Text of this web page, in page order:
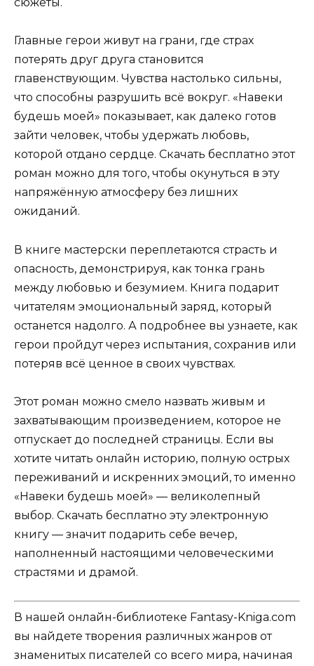
Главные герои живут на грани, где страх
потерять друг друга становится
главенствующим. Чувства настолько сильны,
что способны разрушить всё вокруг. «Навеки
будешь моей» показывает, как далеко готов
зайти человек, чтобы удержать любовь,
которой отдано сердце. Скачать бесплатно этот
роман можно для того, чтобы окунуться в эту
напряжённую атмосферу без лишних
ожиданий.
В книге мастерски переплетаются страсть и
опасность, демонстрируя, как тонка грань
между любовью и безумием. Книга подарит
читателям эмоциональный заряд, который
останется надолго. А подробнее вы узнаете, как
герои пройдут через испытания, сохранив или
потеряв всё ценное в своих чувствах.
Этот роман можно смело назвать живым и
захватывающим произведением, которое не
отпускает до последней страницы. Если вы
хотите читать онлайн историю, полную острых
переживаний и искренних эмоций, то именно
«Навеки будешь моей» — великолепный
выбор. Скачать бесплатно эту электронную
книгу — значит подарить себе вечер,
наполненный настоящими человеческими
страстями и драмой.
В нашей онлайн-библиотеке Fantasy-Kniga.com
вы найдете творения различных жанров от
знаменитых писателей со всего мира, начиная